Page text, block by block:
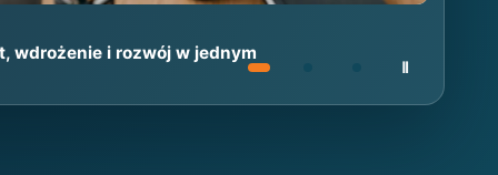
wdrożenie i rozwój w jednym
Ⅱ